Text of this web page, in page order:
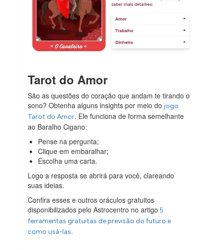
Tarot do Amor
São as questões do coração que andam te tirando o
sono? Obtenha alguns insights por meio do jogo
Tarot do Amor. Ele funciona de forma semelhante
ao Baralho Cigano:
Pense na pergunta;
Clique em embaralhar;
Escolha uma carta.
Logo a resposta se abrirá para você, clareando
suas ideias.
Confira esses e outros oráculos gratuitos
disponibilizados pelo Astrocentro no artigo 5
ferramentas gratuitas de previsão do futuro e
como usá-las.